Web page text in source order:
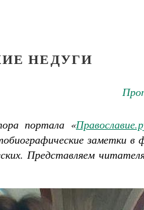
НЕДУГИ
портала «
заметки в
Представляем